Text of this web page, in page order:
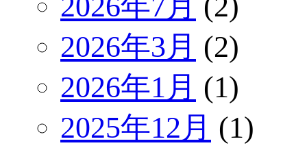
2026年3月 (2)
2026年1月 (1)
2025年12月 (1)